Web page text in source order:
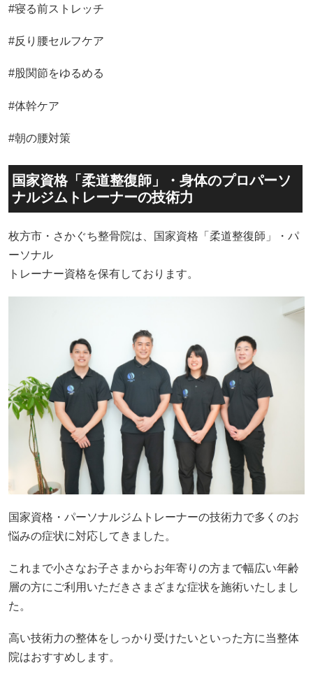
#寝る前ストレッチ
#反り腰セルフケア
#股関節をゆるめる
#体幹ケア
#朝の腰対策
国家資格「柔道整復師」・身体のプロパーソ
ナルジムトレーナーの技術力
枚方市・さかぐち整骨院は、国家資格「柔道整復師」・パ
ーソナル
トレーナー資格を保有しております。
国家資格・パーソナルジムトレーナーの技術力で多くのお
悩みの症状に対応してきました。
これまで小さなお子さまからお年寄りの方まで幅広い年齢
層の方にご利用いただきさまざまな症状を施術いたしまし
た。
高い技術力の整体をしっかり受けたいといった方に当整体
院はおすすめします。